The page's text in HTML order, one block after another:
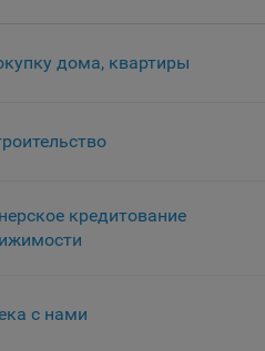
На
дома, квартиры
кредитование
с нами